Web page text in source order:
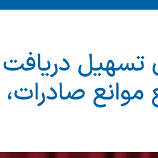
تسهیل
صادرات،